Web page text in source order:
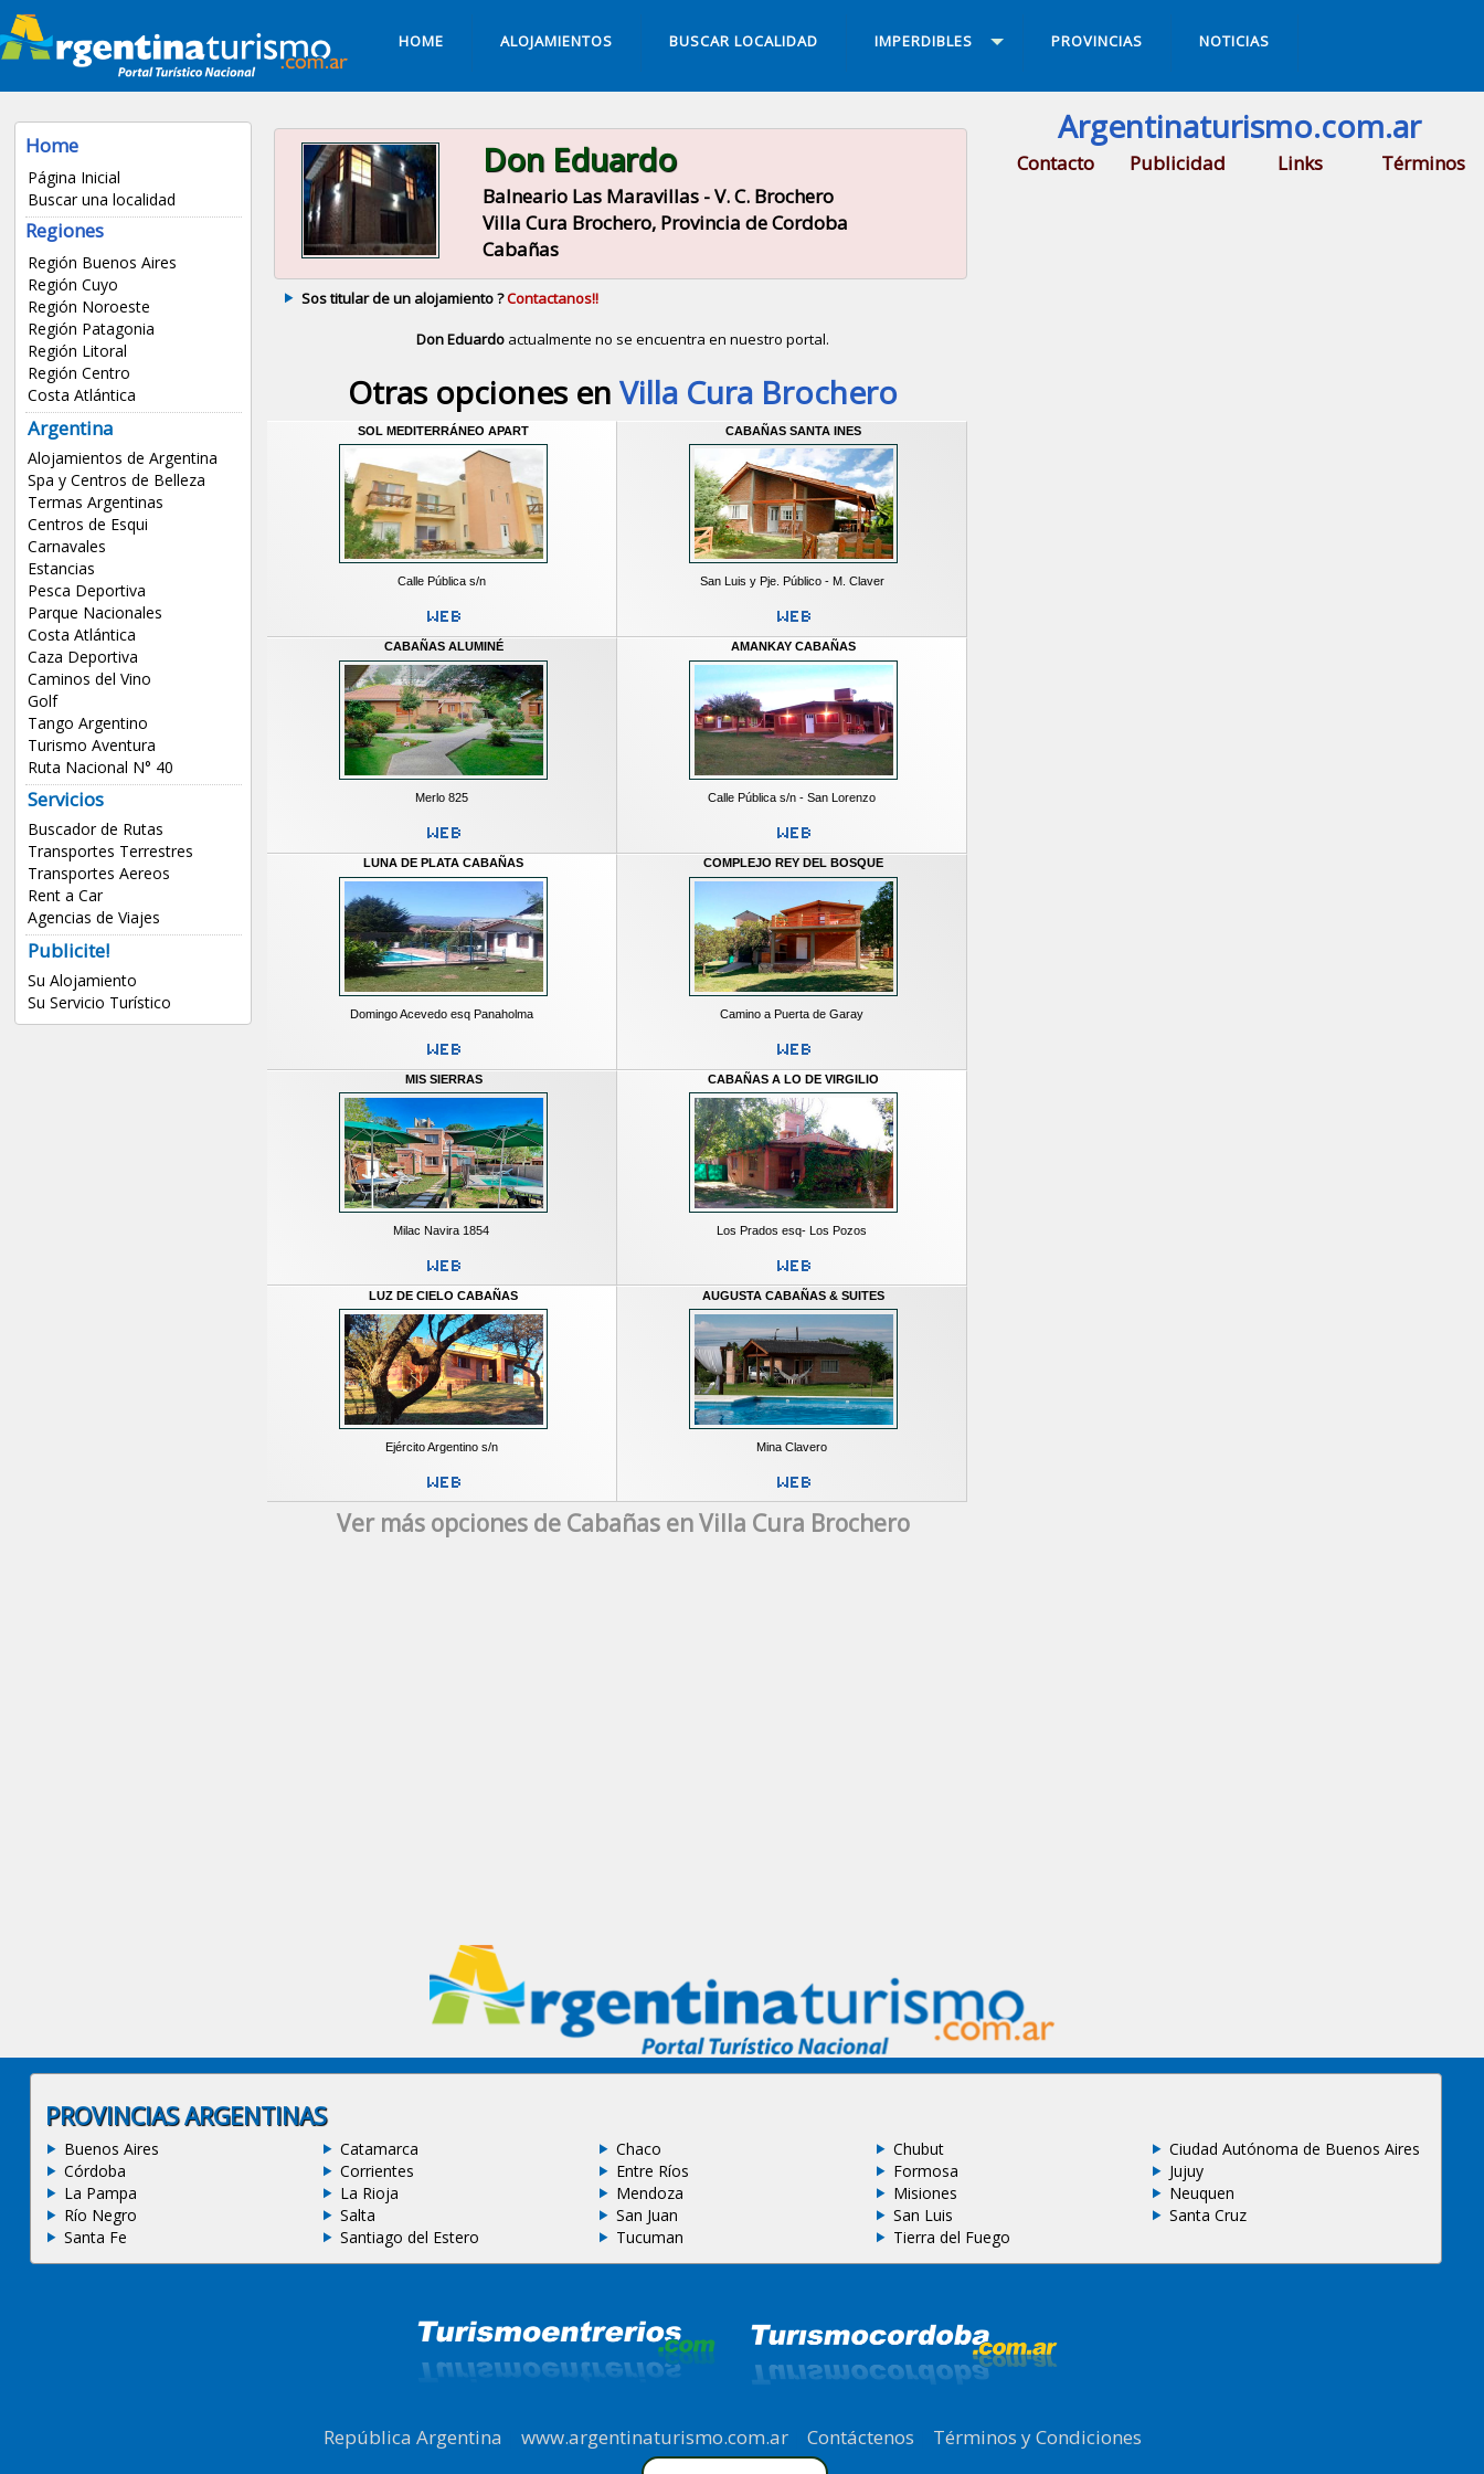
HOME ALOJAMIENTOS BUSCAR LOCALIDAD IMPERDIBLES PROVINCIAS NOTICIAS
Home
Página Inicial
Buscar una localidad
Regiones
Región Buenos Aires
Región Cuyo
Región Noroeste
Región Patagonia
Región Litoral
Región Centro
Costa Atlántica
Argentina
Alojamientos de Argentina
Spa y Centros de Belleza
Termas Argentinas
Centros de Esqui
Carnavales
Estancias
Pesca Deportiva
Parque Nacionales
Costa Atlántica
Caza Deportiva
Caminos del Vino
Golf
Tango Argentino
Turismo Aventura
Ruta Nacional N° 40
Servicios
Buscador de Rutas
Transportes Terrestres
Transportes Aereos
Rent a Car
Agencias de Viajes
Publicite!
Su Alojamiento
Su Servicio Turístico
Don Eduardo
Balneario Las Maravillas - V. C. Brochero
Villa Cura Brochero, Provincia de Cordoba
Cabañas
Sos titular de un alojamiento ?Contactanos!!
Don Eduardo actualmente no se encuentra en nuestro portal.
Otras opciones enVilla Cura Brochero
SOL MEDITERRÁNEO APART
Calle Pública s/n
CABAÑAS SANTA INES
San Luis y Pje. Público - M. Claver
CABAÑAS ALUMINÉ
Merlo 825
AMANKAY CABAÑAS
Calle Pública s/n - San Lorenzo
LUNA DE PLATA CABAÑAS
Domingo Acevedo esq Panaholma
COMPLEJO REY DEL BOSQUE
Camino a Puerta de Garay
MIS SIERRAS
Milac Navira 1854
CABAÑAS A LO DE VIRGILIO
Los Prados esq- Los Pozos
LUZ DE CIELO CABAÑAS
Ejército Argentino s/n
AUGUSTA CABAÑAS & SUITES
Mina Clavero
Ver más opciones de Cabañas en Villa Cura Brochero
Argentinaturismo.com.ar
Contacto Publicidad Links Términos
PROVINCIAS ARGENTINAS
Buenos Aires Catamarca Chaco Chubut
Ciudad Autónoma de Buenos Aires
Córdoba
Corrientes Entre Ríos Formosa
Jujuy
La Pampa
La Rioja Mendoza Misiones
Neuquen
Río Negro
Salta San Juan San Luis
Santa Cruz
Santa Fe
Santiago del Estero Tucuman Tierra del Fuego
República Argentina www.argentinaturismo.com.ar| Contáctenos Términos y Condiciones